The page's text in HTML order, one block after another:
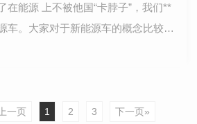
在能源 上不被他国“卡脖子”，我们**
车。大家对于新能源车的概念比较模
能源车，感觉就都是纯电…
一页 1 2 3 下一页»